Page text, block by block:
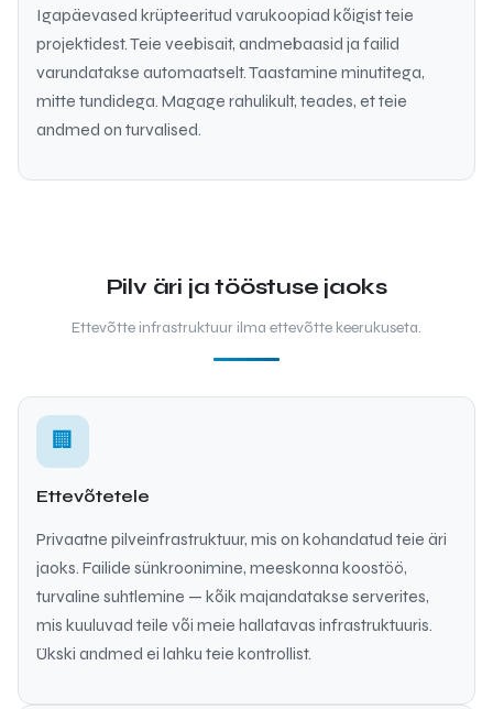
Igapäevased krüpteeritud varukoopiad kõigist teie
projektidest. Teie veebisait, andmebaasid ja failid
varundatakse automaatselt. Taastamine minutitega,
mitte tundidega. Magage rahulikult, teades, et teie
andmed on turvalised.
Pilv äri ja tööstuse jaoks
Ettevõtte infrastruktuur ilma ettevõtte keerukuseta.
🏢
Ettevõtetele
Privaatne pilveinfrastruktuur, mis on kohandatud teie äri
jaoks. Failide sünkroonimine, meeskonna koostöö,
turvaline suhtlemine — kõik majandatakse serverites,
mis kuuluvad teile või meie hallatavas infrastruktuuris.
Ükski andmed ei lahku teie kontrollist.